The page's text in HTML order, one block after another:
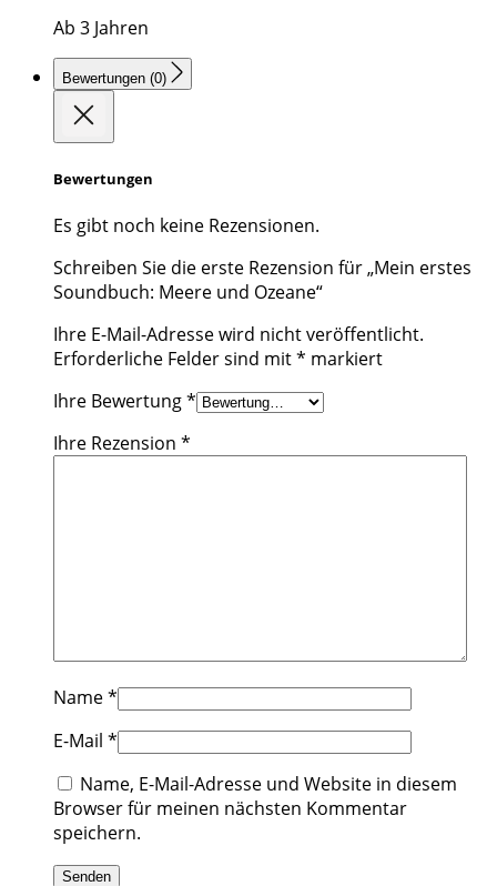
Ab 3 Jahren
Bewertungen (0)
Bewertungen
Es gibt noch keine Rezensionen.
Schreiben Sie die erste Rezension für „Mein erstes
Soundbuch: Meere und Ozeane“
Ihre E-Mail-Adresse wird nicht veröffentlicht.
Erforderliche Felder sind mit* markiert
Ihre Bewertung*
Ihre Rezension *
Name*
E-Mail *
Name, E-Mail-Adresse und Website in diesem
Browser für meinen nächsten Kommentar
speichern.